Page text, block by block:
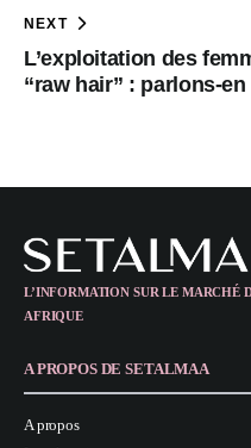
NEXT
L’exploitation des
“raw hair” : parlons-en
L’INFORMATION SUR LE MARCHÉ
AFRIQUE
A PROPOS DE SETALMAA
A propos